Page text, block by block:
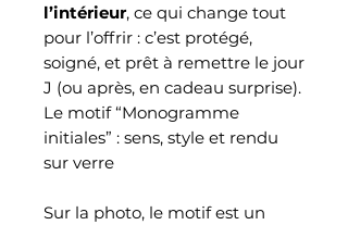
l’intérieur, ce qui change tout
pour l’offrir : c’est protégé,
soigné, et prêt à remettre le jour
J (ou après, en cadeau surprise).
Le motif “Monogramme
initiales” : sens, style et rendu
sur verre
Sur la photo, le motif est un